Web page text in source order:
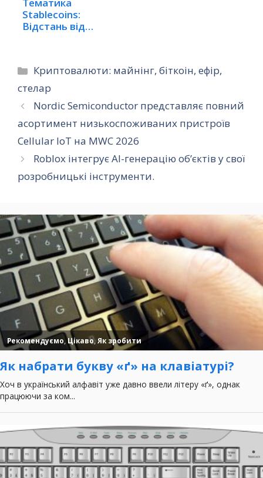
Тематика
Stablecoins:
Відстань від
Категорії
Криптовалюти: майнінг, біткоін, ефір,
стелар
Nordic Semiconductor представляє повний
асортимент низькоспоживаних пристроїв
Cellular IoT на MWC 2026
Roblox інтегрує AI-генерацію об’єктів у свої
розробницькі інструменти.